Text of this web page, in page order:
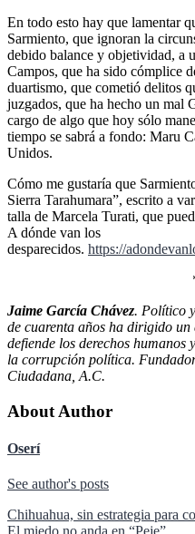
En todo esto hay que lamentar
Sarmiento, que ignoran la
debido balance y objetividad, a
Campos, que ha sido cómplice
duartismo, que cometió delitos
juzgados, que ha hecho un mal
cargo de algo que hoy sólo
tiempo se sabrá a fondo: Maru
Unidos.
Cómo me gustaría que
Sierra Tarahumara”, escrito a
talla de Marcela Turati, que
A dónde van los
desparecidos. https://
Jaime García Chávez. Político
de cuarenta años ha dirigido un
defiende los derechos
la corrupción política.
Ciudadana, A.C.
About Author
Oserí
See author's posts
Navegación
Chihuahua, sin estrategia para